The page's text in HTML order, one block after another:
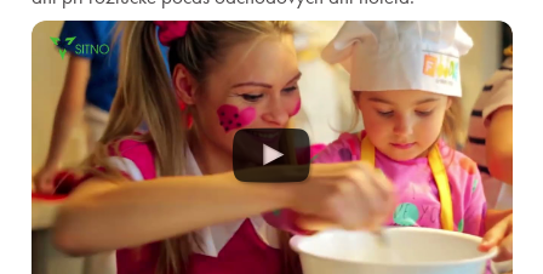
Pobyty
Zážitky pre deti
Priestory a služby